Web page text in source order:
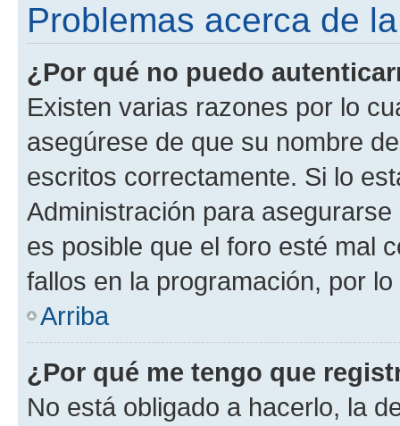
Problemas acerca de
¿Por qué no puedo
Existen varias razones por lo
asegúrese de que su nombre
escritos correctamente. Si lo
Administración para
es posible que el foro esté mal
fallos en la programación, por
Arriba
¿Por qué me tengo que
No está obligado a hacerlo, la